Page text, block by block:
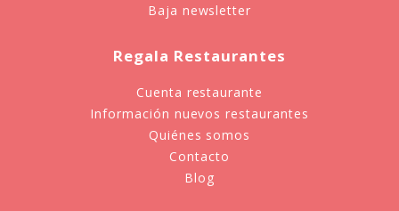
Baja newsletter
Regala Restaurantes
Cuenta restaurante
Información nuevos restaurantes
Quiénes somos
Contacto
Blog